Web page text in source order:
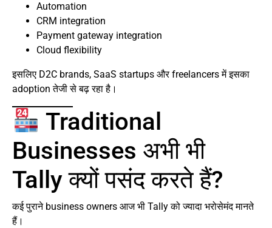
Automation
CRM integration
Payment gateway integration
Cloud flexibility
इसलिए D2C brands, SaaS startups और freelancers में इसका
adoption तेजी से बढ़ रहा है।
Traditional
Businesses अभी भी
Tally क्यों पसंद करते हैं?
कई पुराने business owners आज भी Tally को ज्यादा भरोसेमंद मानते
हैं।